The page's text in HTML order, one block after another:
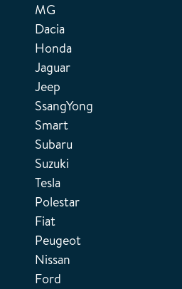
MG
Dacia
Honda
Jaguar
Jeep
SsangYong
Smart
Subaru
Suzuki
Tesla
Polestar
Fiat
Peugeot
Nissan
Ford